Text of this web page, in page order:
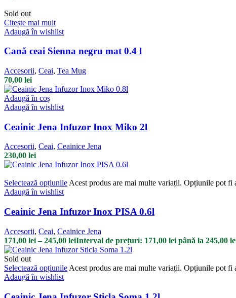
Sold out
Citește mai mult
Adaugă în wishlist
Cană ceai Sienna negru mat 0.4 l
Accesorii, Ceai, Tea Mug
70,00 lei
Adaugă în coș
Adaugă în wishlist
Ceainic Jena Infuzor Inox Miko 2l
Accesorii, Ceai, Ceainice Jena
230,00 lei
Selectează opțiunileAcest produs are mai multe variații. Opțiunile pot fi
Adaugă în wishlist
Ceainic Jena Infuzor Inox PISA 0.6l
Accesorii, Ceai, Ceainice Jena
171,00 lei – 245,00 leiInterval de prețuri: 171,00 lei până la 245,00
Sold out
Selectează opțiunile Acest produs are mai multe variații. Opțiunile pot fi
Adaugă în wishlist